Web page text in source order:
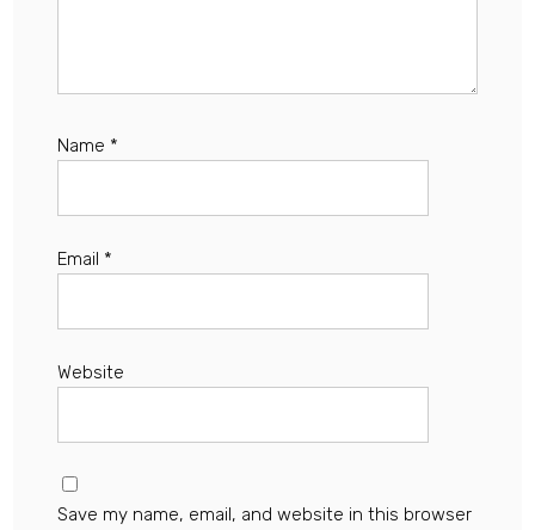
Name *
Email *
Website
Save my name, email, and website in this browser